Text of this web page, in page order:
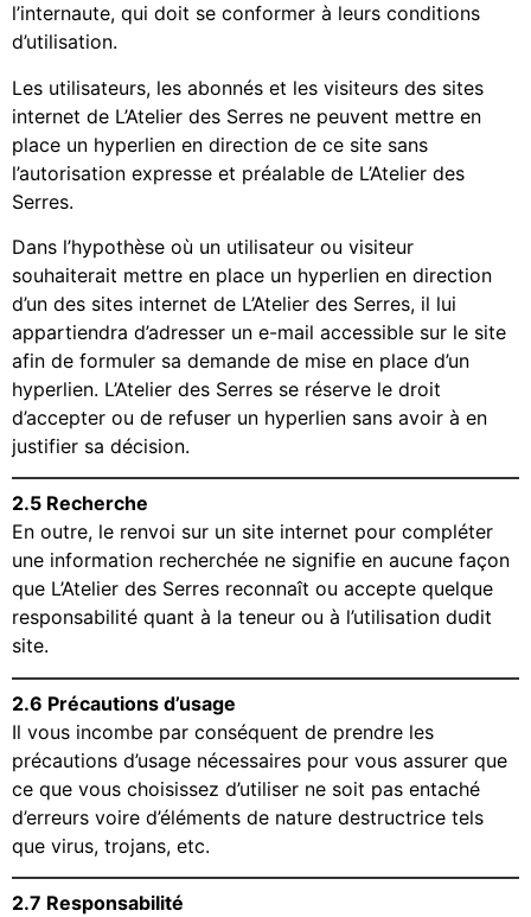
l’internaute, qui doit se conformer à leurs conditions
d’utilisation.
Les utilisateurs, les abonnés et les visiteurs des sites
internet de L’Atelier des Serres ne peuvent mettre en
place un hyperlien en direction de ce site sans
l’autorisation expresse et préalable de L’Atelier des
Serres.
Dans l’hypothèse où un utilisateur ou visiteur
souhaiterait mettre en place un hyperlien en direction
d’un des sites internet de L’Atelier des Serres, il lui
appartiendra d’adresser un e-mail accessible sur le site
afin de formuler sa demande de mise en place d’un
hyperlien. L’Atelier des Serres se réserve le droit
d’accepter ou de refuser un hyperlien sans avoir à en
justifier sa décision.
2.5 Recherche
En outre, le renvoi sur un site internet pour compléter
une information recherchée ne signifie en aucune façon
que L’Atelier des Serres reconnaît ou accepte quelque
responsabilité quant à la teneur ou à l’utilisation dudit
site.
2.6 Précautions d’usage
Il vous incombe par conséquent de prendre les
précautions d’usage nécessaires pour vous assurer que
ce que vous choisissez d’utiliser ne soit pas entaché
d’erreurs voire d’éléments de nature destructrice tels
que virus, trojans, etc.
2.7 Responsabilité